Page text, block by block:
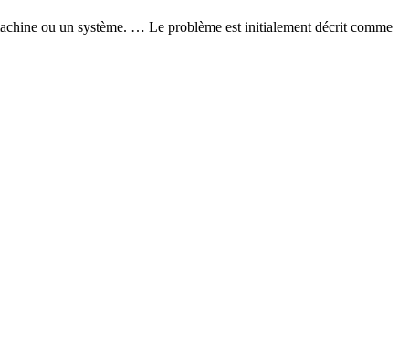
ou un système. … Le problème est initialement décrit comme